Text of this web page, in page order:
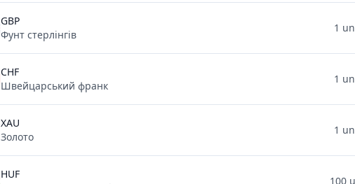
GBP
Фунт стерлінгів
1
CHF
Швейцарський франк
1
XAU
Золото
1
HUF
100